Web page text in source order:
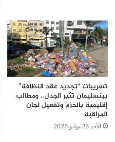
تسريبات “تجديد عقد النظافة”
ببنسليمان تثير الجدل.. ومطالب
إقليمية بالحزم وتفعيل لجان
المراقبة
الأحد 26 يوليو 2026